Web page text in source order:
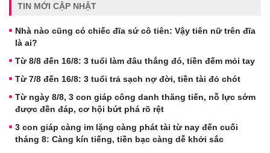
TIN MỚI CẬP NHẬT
Nhà nào cũng có chiếc đĩa sứ cô tiên: Vậy tiên nữ trên đĩa
là ai?
Từ 8/8 đến 16/8: 3 tuổi làm đâu thắng đó, tiền đếm mỏi tay
Từ 7/8 đến 16/8: 3 tuổi trả sạch nợ đời, tiền tài đỏ chót
Từ ngày 8/8, 3 con giáp công danh thăng tiến, nỗ lực sớm
được đền đáp, cơ hội bứt phá rõ rệt
3 con giáp càng im lặng càng phát tài từ nay đến cuối
tháng 8: Càng kín tiếng, tiền bạc càng dễ khởi sắc